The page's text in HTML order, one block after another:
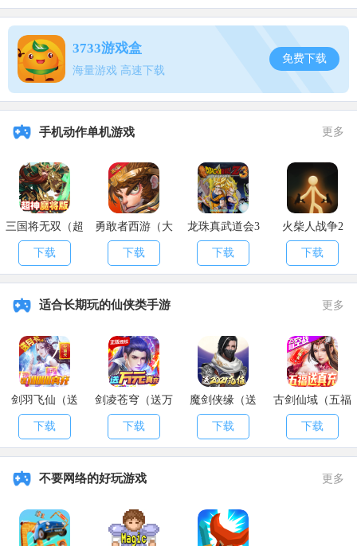
3733游戏盒
海量游戏 高速下载
免费下载
手机动作单机游戏 更多
三国将无双（超
神魔将版）
下载
勇敢者西游（大
乱斗）
下载
龙珠真武道会3
下载
火柴人战争2
下载
适合长期玩的仙侠类手游 更多
剑羽飞仙（送
10000真充）
下载
剑凌苍穹（送万
元真充）
下载
魔剑侠缘（送
2021充值）
下载
古剑仙域（五福
送真充）
下载
不要网络的好玩游戏 更多